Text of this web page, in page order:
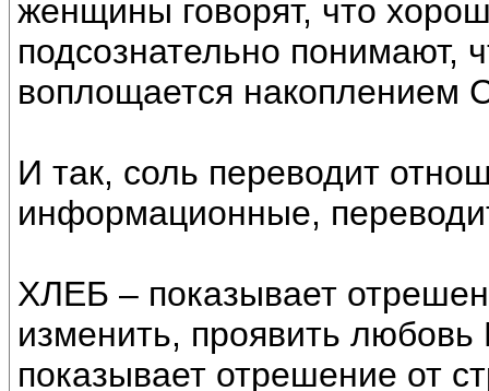
женщины говорят, что
подсознательно понимают,
воплощается накоплением
И так, соль переводит
информационные,
ХЛЕБ – показывает
изменить, проявить
показывает отрешение от